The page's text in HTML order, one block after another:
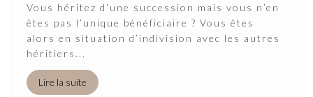
Vous héritez d’une succession mais vous n’en
êtes pas l’unique bénéficiaire ? Vous êtes
alors en situation d’indivision avec les autres
héritiers...
Lire la suite